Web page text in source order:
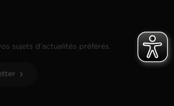
sujets d’actualités préférés.